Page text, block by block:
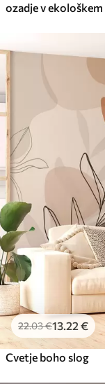
22.03€13.22 €
Cvetje boho slog